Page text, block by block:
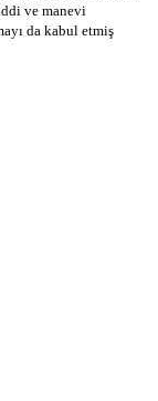
ve manevi
da kabul etmiş